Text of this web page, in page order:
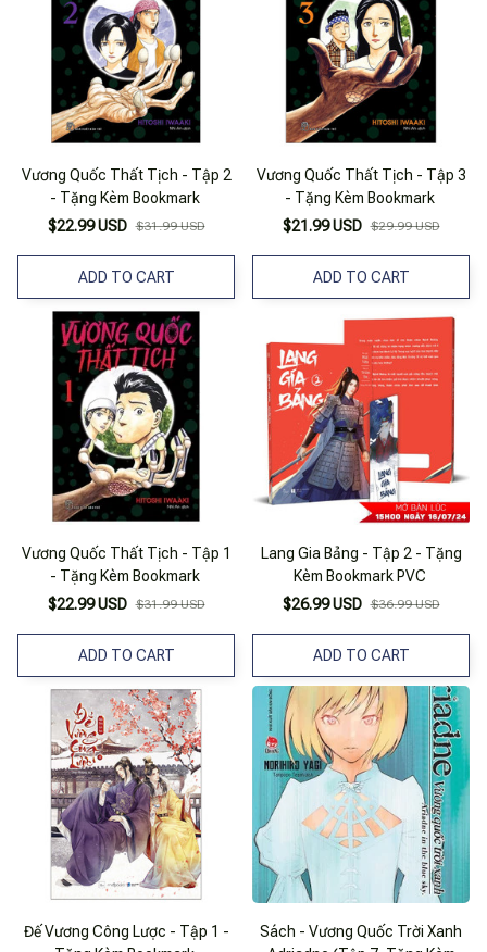
Vương Quốc Thất Tịch - Tập 2
- Tặng Kèm Bookmark
$22.99 USD $31.99 USD
ADD TO CART
Vương Quốc Thất Tịch - Tập 3
- Tặng Kèm Bookmark
$21.99 USD $29.99 USD
ADD TO CART
Vương Quốc Thất Tịch - Tập 1
- Tặng Kèm Bookmark
$22.99 USD $31.99 USD
ADD TO CART
Lang Gia Bảng - Tập 2 - Tặng
Kèm Bookmark PVC
$26.99 USD $36.99 USD
ADD TO CART
Đế Vương Công Lược - Tập 1 -
Sách - Vương Quốc Trời Xanh